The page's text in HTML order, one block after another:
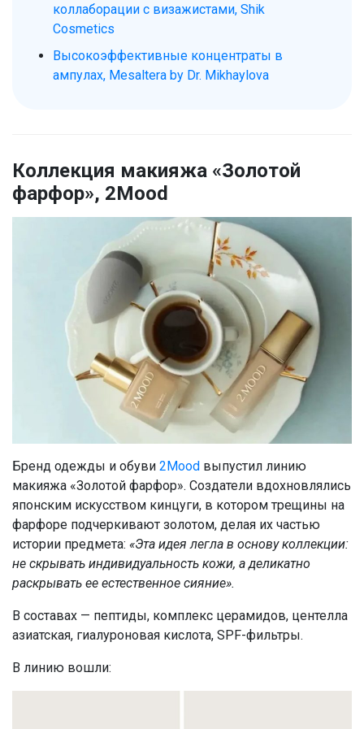
коллаборации с визажистами, Shik
Cosmetics
Высокоэффективные концентраты в
ампулах, Mesaltera by Dr. Mikhaylova
Коллекция макияжа «Золотой
фарфор», 2Mood
Бренд одежды и обуви 2Mood выпустил линию
макияжа «Золотой фарфор». Создатели вдохновлялись
японским искусством кинцуги, в котором трещины на
фарфоре подчеркивают золотом, делая их частью
истории предмета: «Эта идея легла в основу коллекции:
не скрывать индивидуальность кожи, а деликатно
раскрывать ее естественное сияние».
В составах — пептиды, комплекс церамидов, центелла
азиатская, гиалуроновая кислота, SPF-фильтры.
В линию вошли: